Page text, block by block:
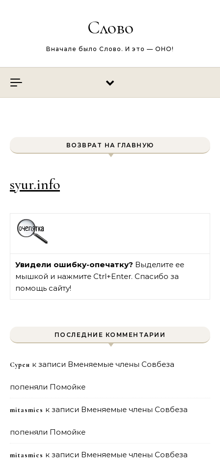
Слово
Вначале было Слово. И это — ОНО!
ВОЗВРАТ НА ГЛАВНУЮ
syur.info
Увидели ошибку-опечатку? Выделите ее
мышкой и нажмите Ctrl+Enter. Спасибо за
помощь сайту!
ПОСЛЕДНИЕ КОММЕНТАРИИ
Сурен к записи Вменяемые члены Совбеза
попеняли Помойке
mitasmies к записи Вменяемые члены Совбеза
попеняли Помойке
mitasmies к записи Вменяемые члены Совбеза